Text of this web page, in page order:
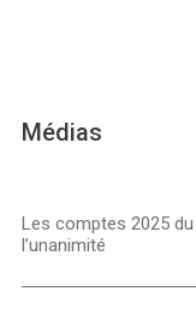
Médias
Les comptes 2025
l’unanimité